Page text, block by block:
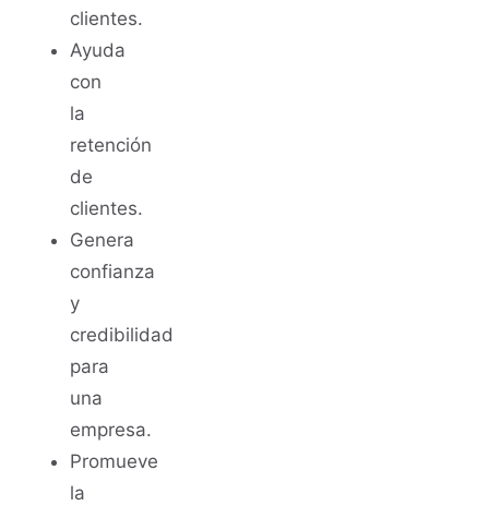
clientes.
Ayuda
con
la
retención
de
clientes.
Genera
confianza
y
credibilidad
para
una
empresa.
Promueve
la